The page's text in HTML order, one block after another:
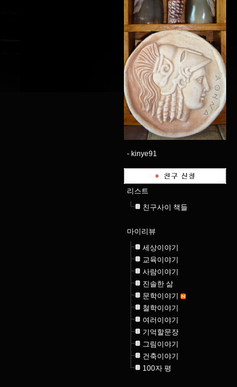
- kinye91
리스트
친구사이 책들
마이리뷰
세상이야기
교육이야기
사람이야기
진솔한 삶
문학이야기
철학이야기
여러이야기
기억할문장
그림이야기
건축이야기
100자 평